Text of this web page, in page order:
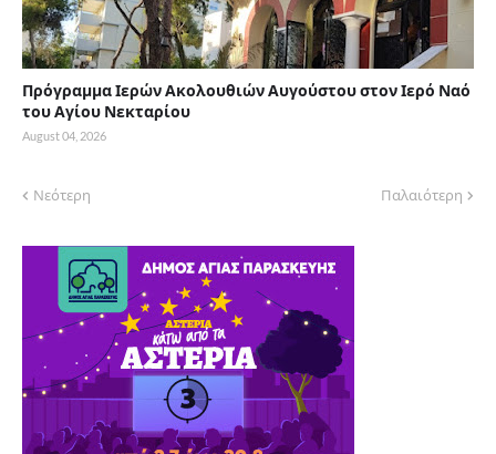
Πρόγραμμα Ιερών Ακολουθιών Αυγούστου στον Ιερό Ναό
του Αγίου Νεκταρίου
August 04, 2026
Νεότερη Παλαιότερη